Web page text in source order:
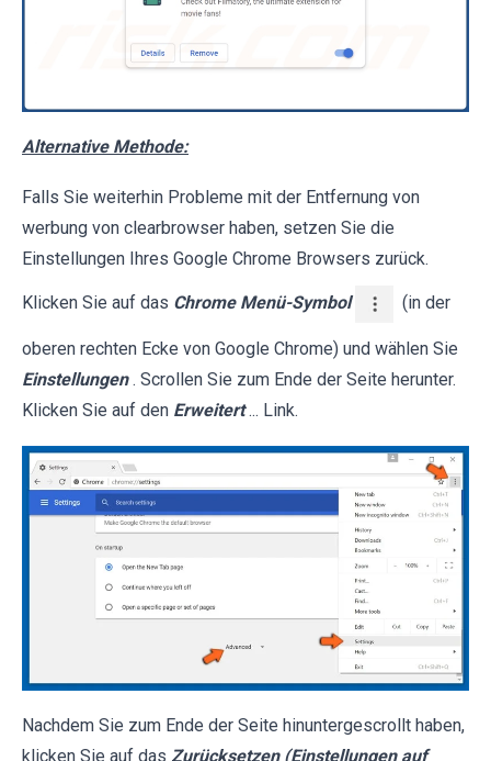
Alternative Methode:
Falls Sie weiterhin Probleme mit der Entfernung von
werbung von clearbrowser haben, setzen Sie die
Einstellungen Ihres Google Chrome Browsers zurück.
Klicken Sie auf das Chrome Menü-Symbol (in der
oberen rechten Ecke von Google Chrome) und wählen Sie
Einstellungen . Scrollen Sie zum Ende der Seite herunter.
Klicken Sie auf den Erweitert ... Link.
Nachdem Sie zum Ende der Seite hinuntergescrollt haben,
klicken Sie auf das Zurücksetzen (Einstellungen auf